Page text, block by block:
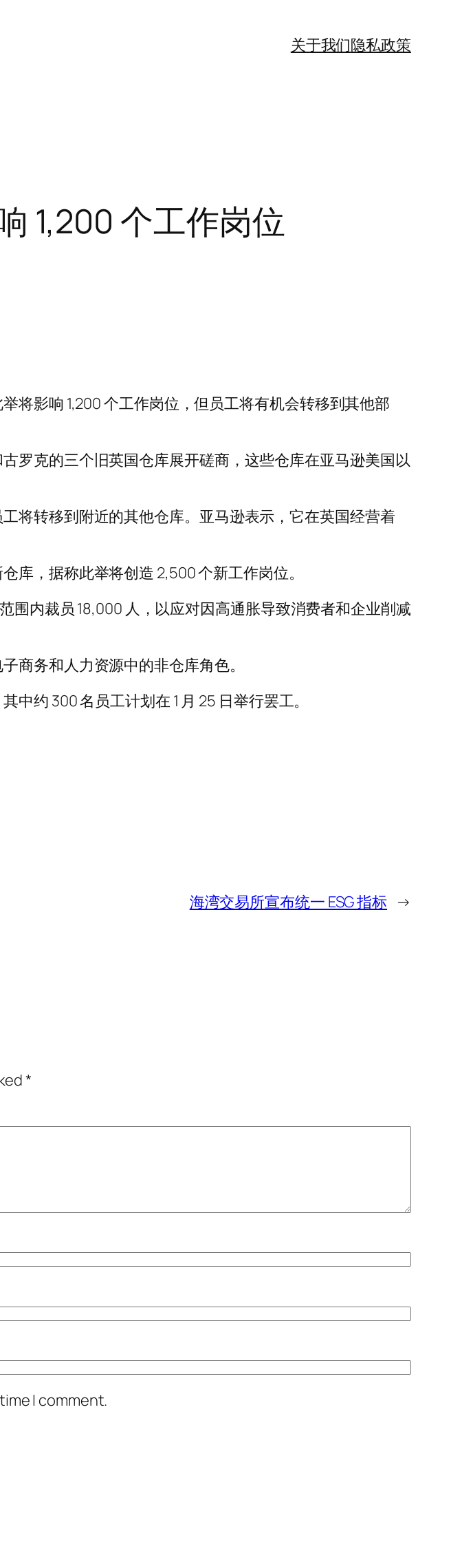
关于我们隐私政策
1,200 个工作岗位
将影响 1,200 个工作岗位，但员工将有机会转移到其他部
罗克的三个旧英国仓库展开磋商，这些仓库在亚马逊美国以
将转移到附近的其他仓库。亚马逊表示，它在英国经营着
库，据称此举将创造 2,500 个新工作岗位。
围内裁员 18,000 人，以应对因高通胀导致消费者和企业削减
商务和人力资源中的非仓库角色。
约 300 名员工计划在 1 月 25 日举行罢工。
海湾交易所宣布统一 ESG 指标 →
*
I comment.